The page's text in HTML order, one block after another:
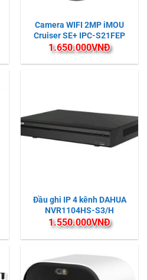
Camera WIFI 2MP iMOU
Cruiser SE+ IPC-S21FEP
1.650.000VNĐ
Đầu ghi IP 4 kênh DAHUA
NVR1104HS-S3/H
1.550.000VNĐ